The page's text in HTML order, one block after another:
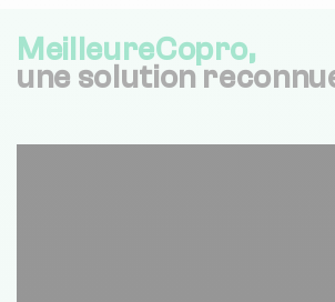
MeilleureCopro,
une solution